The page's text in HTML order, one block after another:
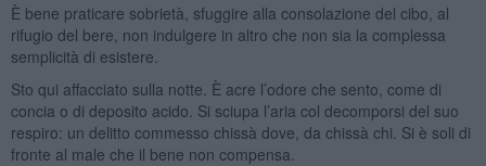
È bene praticare sobrietà, sfuggire alla consolazione del cibo, al
rifugio del bere, non indulgere in altro che non sia la complessa
semplicità di esistere.
Sto qui affacciato sulla notte. È acre l’odore che sento, come di
concia o di deposito acido. Si sciupa l’aria col decomporsi del suo
respiro: un delitto commesso chissà dove, da chissà chi. Si è soli di
fronte al male che il bene non compensa.